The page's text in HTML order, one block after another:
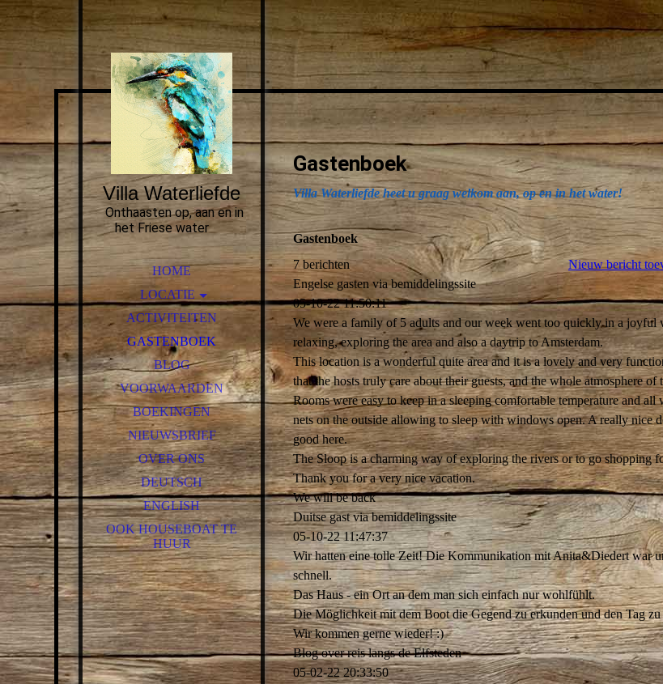
Villa Waterliefde
Onthaasten op, aan en in
het Friese water
HOME
LOCATIE
INCLUSIEF SLOEP
KENMERKEN VAN DE
SLOEP
GEBRUIKSAANWIJZING
SLOEP
ALGEMENE
VAARINSTRUCTIES
AANSPRAKELIJKHEID
ACTIVITEITEN
GASTENBOEK
BLOG
VOORWAARDEN
BOEKINGEN
NIEUWSBRIEF
OVER ONS
DEUTSCH
ENGLISH
OOK HOUSEBOAT TE
HUUR
Gastenboek
Villa Waterliefde heet u graag welkom aan, op en in het water!
Gastenboek
7 berichten
Nieuw bericht
Engelse gasten via bemiddelingssite
05-10-22 11:50:11
We were a family of 5 adults and our week went too quickly in a joyful
relaxing, exploring the area and also a daytrip to Amsterdam.
This location is a wonderful quite area and it is a lovely and very
that the hosts truly care about their guests, and the whole atmosphere of
Rooms were easy to keep in a sleeping comfortable temperature and all
nets on the outside allowing to sleep with windows open. A really nice
good here.
The Sloop is a charming way of exploring the rivers or to go shopping
Thank you for a very nice vacation.
We will be back
Duitse gast via bemiddelingssite
05-10-22 11:47:37
Wir hatten eine tolle Zeit! Die Kommunikation mit Anita&Diedert war
schnell.
Das Haus - ein Ort an dem man sich einfach nur wohlfühlt.
Die Möglichkeit mit dem Boot die Gegend zu erkunden und den Tag
Wir kommen gerne wieder! :)
Blog over reis langs de Elfsteden
05-02-22 20:33:50